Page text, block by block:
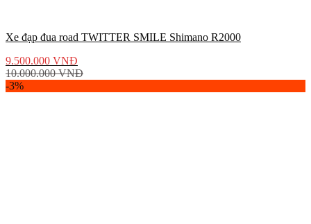
Xe đạp đua road TWITTER SMILE Shimano R2000
9.500.000 VNĐ
10.000.000VNĐ
-3%